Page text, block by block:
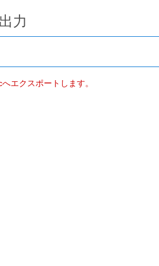
力
エクスポートします。